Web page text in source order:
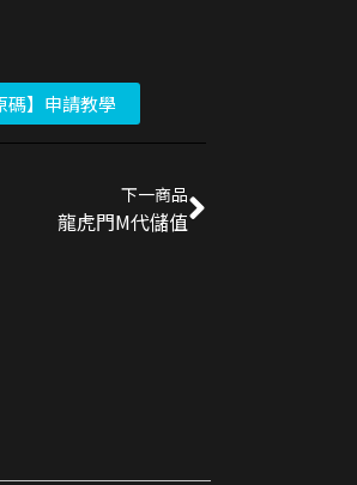
碼】申請教學
下一商品
龍虎門M代儲值